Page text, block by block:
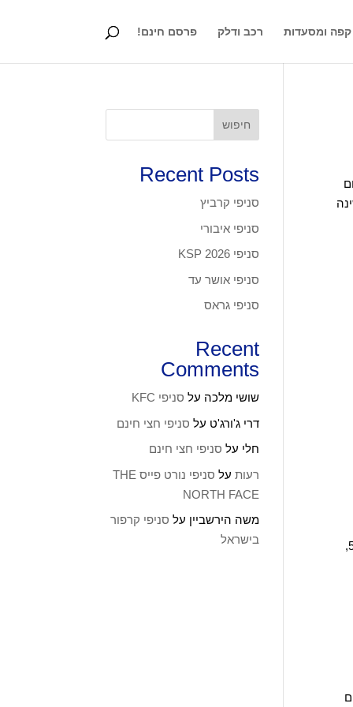
קפה ומסעדות רכב ודלק פרסם חינם!
בשעות 09:00-19:00 ימי שישי וערבי חג – 09:00-14:00 שבתות וחגים – סגור. מליון כסאות אולם תצוגה- חולון כתובת: הפלד 50,
חיפוש
Recent Posts
סניפי קרביץ
סניפי איבורי
סניפי KSP 2026
סניפי אושר עד
סניפי גראס
Recent
Comments
שושי מלכה על סניפי KFC
דרי ג'ורג'ט על סניפי חצי חינם
חלי על סניפי חצי חינם
רעות על
סניפי נורט פייס THE
NORTH FACE
משה הירשביין על סניפי קרפור
בישראל